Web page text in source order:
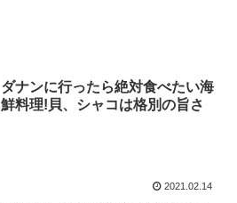
ダナンに行ったら絶対食べたい海
鮮料理!貝、シャコは格別の旨さ
2021.02.14